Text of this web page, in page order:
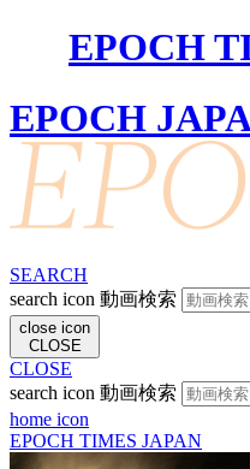
EPOCH
EPOCH
SEARCH
search icon 動画検索
close icon
CLOSE
CLOSE
search icon 動画検索
home icon
EPOCH TIMES JAPAN